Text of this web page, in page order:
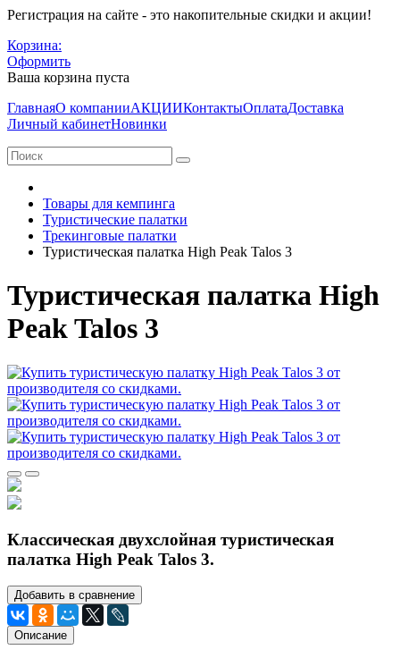
Регистрация на сайте - это накопительные скидки и акции!
Корзина:
Оформить
Ваша корзина пуста
ГлавнаяО компанииАКЦИИКонтактыОплатаДоставка
Личный кабинетНовинки
Товары для кемпинга
Туристические палатки
Трекинговые палатки
Туристическая палатка High Peak Talos 3
Туристическая палатка High
Peak Talos 3
Классическая двухслойная туристическая
палатка High Peak Talos 3.
Добавить в сравнение
Описание